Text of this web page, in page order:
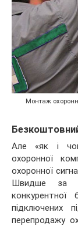
Монтаж
Але «як і
охоронної
охоронної
Швидше за
підключених
перепродажу